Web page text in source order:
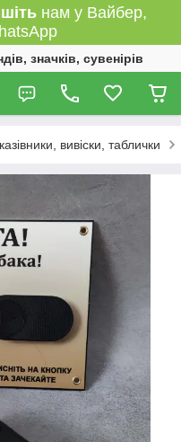
нам у Вайбер,
значків, сувенірів
вивіски, таблички